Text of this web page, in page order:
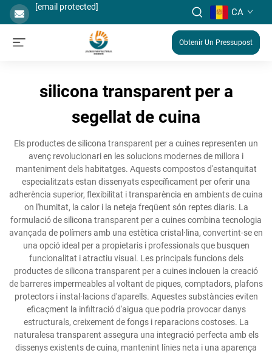
[email protected] CA
Obtenir Un Pressupost
silicona transparent per a
segellat de cuina
Els productes de silicona transparent per a cuines representen un
avenç revolucionari en les solucions modernes de millora i
manteniment dels habitatges. Aquests compostos d'estanquitat
especialitzats estan dissenyats específicament per oferir una
adherència superior, flexibilitat i transparència en ambients de cuina
on l'humitat, la calor i la neteja freqüent són reptes diaris. La
formulació de silicona transparent per a cuines combina tecnologia
avançada de polímers amb una estètica cristal·lina, convertint-se en
una opció ideal per a propietaris i professionals que busquen
funcionalitat i atractiu visual. Les principals funcions dels
productes de silicona transparent per a cuines inclouen la creació
de barreres impermeables al voltant de piques, comptadors, plafons
protectors i instal·lacions d'aparells. Aquestes substàncies eviten
eficaçment la infiltració d'aigua que podria provocar danys
estructurals, creixement de fongs i reparacions costoses. La
naturalesa transparent assegura una integració perfecta amb els
dissenys existents de cuina, mantenint línies neta i una aparença